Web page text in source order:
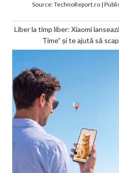
Source:TechnoReport.ro|
Liber la timp liber: Xiaomi
Time” și te ajută să